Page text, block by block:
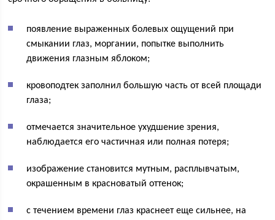
появление выраженных болевых ощущений при
смыкании глаз, моргании, попытке выполнить
движения глазным яблоком;
кровоподтек заполнил большую часть от всей площади
глаза;
отмечается значительное ухудшение зрения,
наблюдается его частичная или полная потеря;
изображение становится мутным, расплывчатым,
окрашенным в красноватый оттенок;
с течением времени глаз краснеет еще сильнее, на